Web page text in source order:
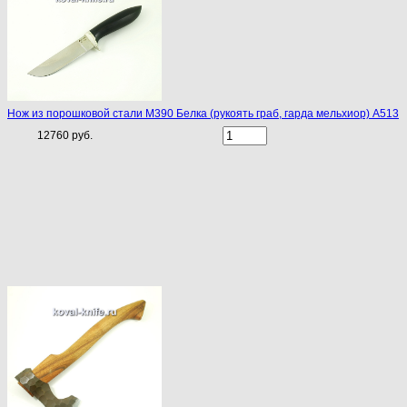
Нож из порошковой стали М390 Белка (рукоять граб, гарда мельхиор) A513
12760 руб.